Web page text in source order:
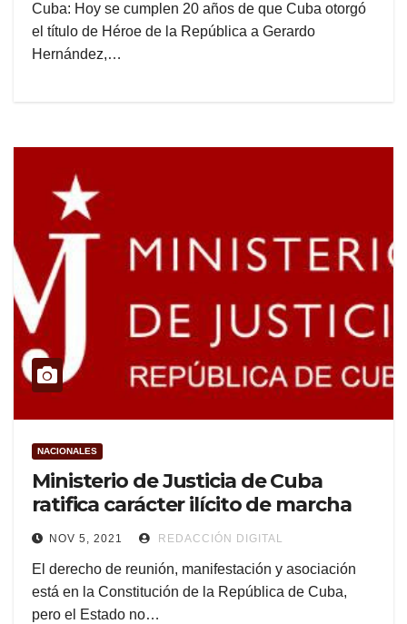
Cuba: Hoy se cumplen 20 años de que Cuba otorgó
el título de Héroe de la República a Gerardo
Hernández,…
NACIONALES
Ministerio de Justicia de Cuba
ratifica carácter ilícito de marcha
NOV 5, 2021 REDACCIÓN DIGITAL
El derecho de reunión, manifestación y asociación
está en la Constitución de la República de Cuba,
pero el Estado no…